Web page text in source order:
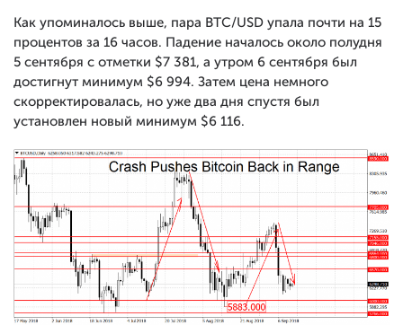
Как упоминалось выше, пара BTC/USD упала почти на 15
процентов за 16 часов. Падение началось около полудня
5 сентября с отметки $7 381, а утром 6 сентября был
достигнут минимум $6 994. Затем цена немного
скорректировалась, но уже два дня спустя был
установлен новый минимум $6 116.